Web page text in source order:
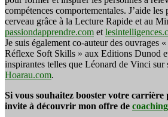
compétences comportementales. J’aide
cerveau grâce à la Lecture Rapide et au
passiondapprendre.com et
Je suis également co-auteur des ouvrages
Réflexe Soft Skills » aux Editions Dunod
inspirantes telles que Léonard de Vinci sur
Hoarau.com.
Si vous souhaitez booster votre carrière
invite à découvrir mon offre de